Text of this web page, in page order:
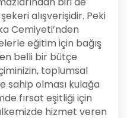
alışverişidir. Peki
Cemiyeti’nden
eğitim için bağış
belli bir bütçe
toplumsal
sahip olması kulağa
fırsat eşitliği için
hizmet veren